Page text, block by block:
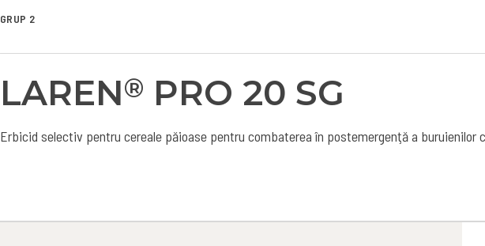
GRUP 2
LAREN® PRO 20 SG
Erbicid selectiv pentru cereale păioase pentru combaterea în postemergenţă a buruienilor